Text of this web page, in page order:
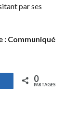
par ses
: Communiqué
Partagez 0
PARTAGES